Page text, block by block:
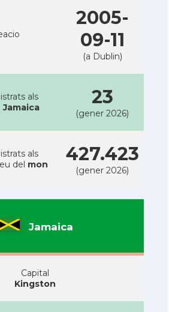
2005-
09-11
(a Dublin)
als
Jamaica 23
(gener 2026)
als
del mon 427.423
(gener 2026)
Jamaica
Capital
Kingston